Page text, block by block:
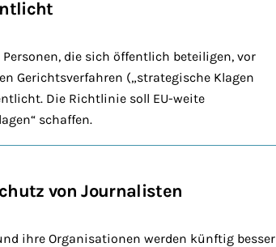
die sich öffentlich beteiligen, vor
Gerichtsverfahren („strategische Klagen
Die Richtlinie soll EU-weite
schaffen.
von Journalisten
ihre Organisationen werden künftig besser